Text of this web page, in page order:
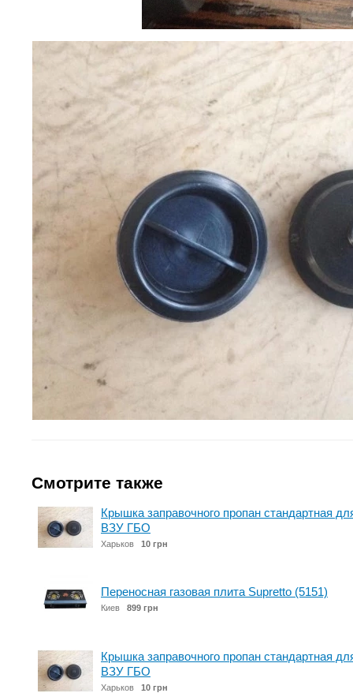
Смотрите также
Крышка заправочного пропан стандартная
ВЗУ ГБО
Харьков 10 грн
Переносная газовая плита Supretto (5151)
Киев 899 грн
Крышка заправочного пропан стандартная
ВЗУ ГБО
Харьков 10 грн